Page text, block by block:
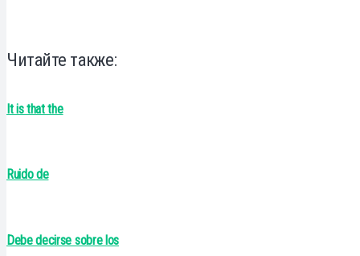
Читайте также:
It is that the
Ruido de
Debe decirse sobre los